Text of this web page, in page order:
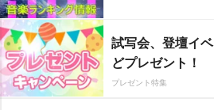
試写会、登壇イ
どプレゼント！
プレゼント特集